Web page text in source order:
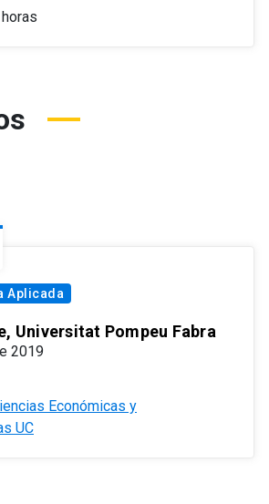
Aplicada
Universitat Pompeu Fabra
2019
Económicas y
UC